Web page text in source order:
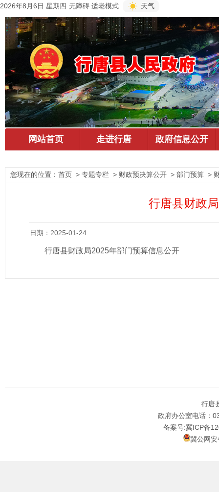
2026年8月6日 星期四 无障碍 适老模式 天气
您现在的位置： 首页 > 专题专栏 > 财政预决算公开 > 部门预算 >
行唐县财政
日期：2025-01-24
行唐县财政局2025年部门预算信息公开